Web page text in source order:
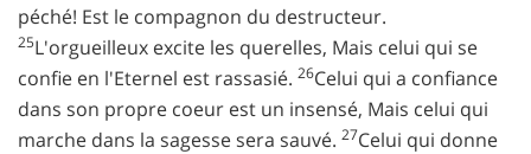
péché! Est le compagnon du destructeur.
25L'orgueilleux excite les querelles, Mais celui qui se
confie en l'Eternel est rassasié. 26Celui qui a confiance
dans son propre coeur est un insensé, Mais celui qui
marche dans la sagesse sera sauvé. 27Celui qui donne